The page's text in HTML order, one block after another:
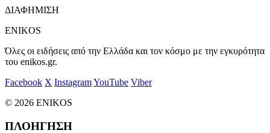
ΔΙΑΦΗΜΙΣΗ
ENIKOS
Όλες οι ειδήσεις από την Ελλάδα και τον κόσμο με την εγκυρότητα
του enikos.gr.
Facebook X InstagramYouTube Viber
© 2026 ENIKOS
ΠΛΟΗΓΗΣΗ